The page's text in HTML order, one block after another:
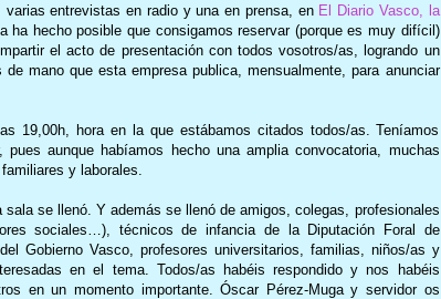
entrevistas en radio y una en prensa, en El Diario Vasco, la
ha hecho posible que consigamos reservar (porque es muy difícil)
el acto de presentación con todos vosotros/as, logrando un
mano que esta empresa publica, mensualmente, para anunciar
19,00h, hora en la que estábamos citados todos/as. Teníamos
aunque habíamos hecho una amplia convocatoria, muchas
y laborales.
se llenó. Y además se llenó de amigos, colegas, profesionales
sociales…), técnicos de infancia de la Diputación Foral de
Gobierno Vasco, profesores universitarios, familias, niños/as y
en el tema. Todos/as habéis respondido y nos habéis
en un momento importante. Óscar Pérez-Muga y servidor os